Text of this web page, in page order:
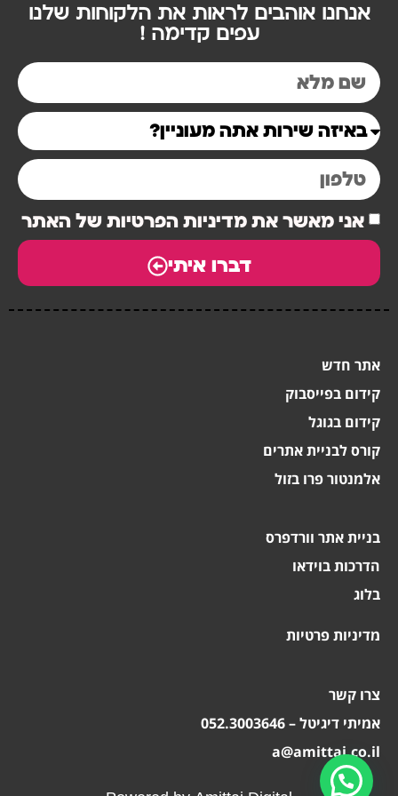
אנחנו אוהבים לראות את הלקוחות שלנו
עפים קדימה !
אני מאשר את מדיניות הפרטיות של האתר
דברו איתי
אתר חדש
קידום בפייסבוק
קידום בגוגל
קורס לבניית אתרים
אלמנטור פרו בזול
בניית אתר וורדפרס
הדרכות בוידאו
בלוג
מדיניות פרטיות
צרו קשר
אמיתי דיגיטל – 052.3003646
a@amittai.co.il